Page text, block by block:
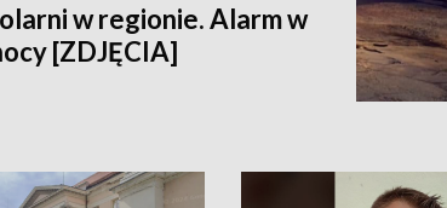
w regionie. Alarm w
[ZDJĘCIA]